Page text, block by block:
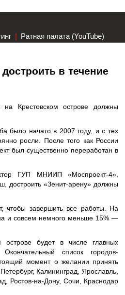
| Ратная палата (YouTube)
в течение
на Крестовском острове должны
было начато в 2007 году, и с тех
росли. После того как России
был существенно переработан в
ГУП МНИИП «Моспроект-4»,
достроить «Зенит-арену» должны
чтобы завершить все работы. На
и совсем немного меньше 15% —
острове будет в числе главных
список городов-
момент о желании принять
Калининград, Ярославль,
Ростов-на-Дону, Сочи, Краснодар